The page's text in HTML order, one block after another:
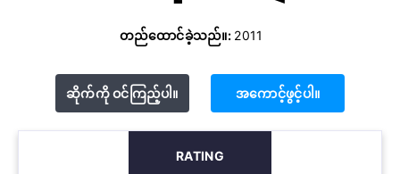
တည်ထောင်ခဲ့သည်။: 2011
ဆိုက်ကို ဝင်ကြည့်ပါ။ အကောင့်ဖွင့်ပါ။
RATING